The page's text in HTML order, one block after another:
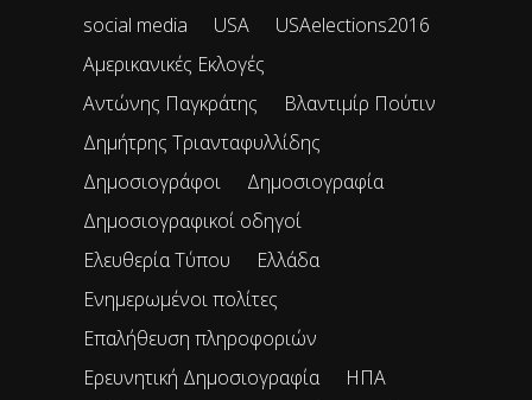
social media
USA
USAelections2016
Αμερικανικές Εκλογές
Αντώνης Παγκράτης
Βλαντιμίρ Πούτιν
Δημήτρης Τριανταφυλλίδης
Δημοσιογράφοι
Δημοσιογραφία
Δημοσιογραφικοί οδηγοί
Ελευθερία Τύπου
Ελλάδα
Ενημερωμένοι πολίτες
Επαλήθευση πληροφοριών
Ερευνητική Δημοσιογραφία
ΗΠΑ